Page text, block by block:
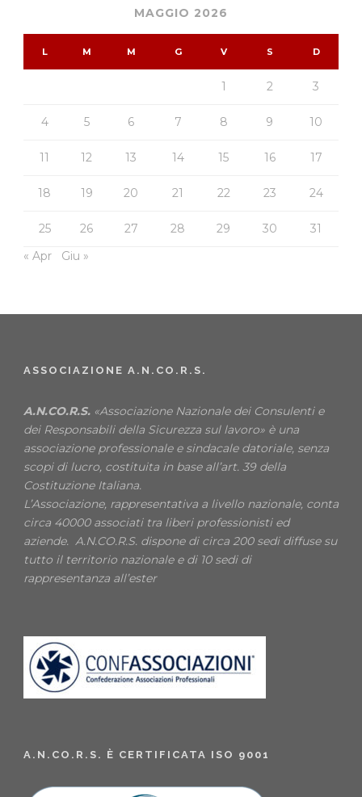
MAGGIO 2026
L M M G V S D
1 2 3
4 5 6 7 8 9 10
11 12 13 14 15 16 17
18 19 20 21 22 23 24
25 26 27 28 29 30
31
« Apr
Giu »
ASSOCIAZIONE A.N.CO.R.S.
A.N.CO.R.S. «Associazione Nazionale dei Consulenti e
dei Responsabili della Sicurezza sul lavoro» è una
associazione professionale e sindacale datoriale, senza
scopi di lucro, costituita in base all’art. 39 della
Costituzione Italiana.
L’Associazione, rappresentativa a livello nazionale, conta
circa 40000 associati tra liberi professionisti ed
aziende. A.N.CO.R.S. dispone di circa 200 sedi diffuse su
tutto il territorio nazionale e di 10 sedi di
rappresentanza all’ester
A.N.CO.R.S. È CERTIFICATA ISO 9001